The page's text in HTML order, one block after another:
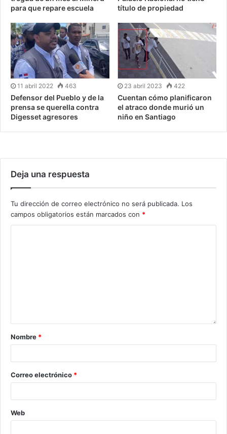
para que repare escuela
título de propiedad
11 abril 2022 463
Defensor del Pueblo y de la
prensa se querella contra
Digesset agresores
23 abril 2023 422
Cuentan cómo planificaron
el atraco donde murió un
niño en Santiago
Deja una respuesta
Tu dirección de correo electrónico no será publicada. Los
campos obligatorios están marcados con *
Nombre *
Correo electrónico *
Web